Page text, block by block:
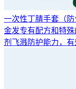
一次性丁腈手套（防
金发专有配方和特
剂飞溅防护能力，有